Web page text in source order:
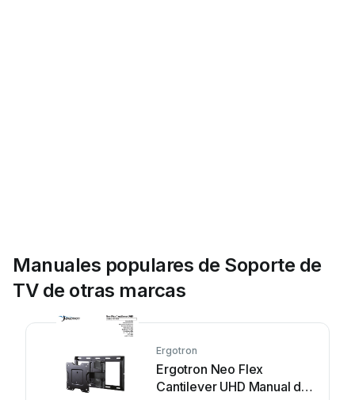
Manuales populares de Soporte de
TV de otras marcas
Ergotron
Ergotron Neo Flex
Cantilever UHD Manual de